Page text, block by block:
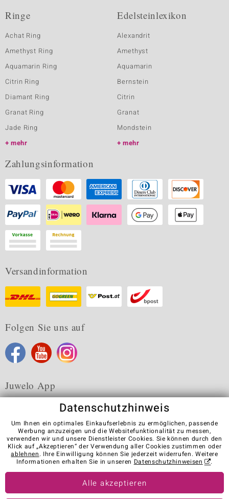
Ringe
Achat Ring
Amethyst Ring
Aquamarin Ring
Citrin Ring
Diamant Ring
Granat Ring
Jade Ring
mehr
Edelsteinlexikon
Alexandrit
Amethyst
Aquamarin
Bernstein
Citrin
Granat
Mondstein
mehr
Zahlungsinformation
Versandinformation
Folgen Sie uns auf
Juwelo App
Karriere AGB Datenschutz Cookies
Impressum
Kontakt
Vertrag widerrufen
Visit our stores in other countries:
Datenschutzhinweis
Um Ihnen ein optimales Einkaufserlebnis zu ermöglichen, passende
Werbung anzuzeigen und die Websitefunktionalität zu messen,
verwenden wir und unsere Dienstleister Cookies. Sie können durch den
Klick auf „Akzeptieren“ der Verwendung aller Cookies zustimmen oder
ablehnen. Ihre Einwilligung können Sie jederzeit widerrufen. Weitere
Informationen erhalten Sie in unseren Datenschutzhinweisen .
Alle akzeptieren